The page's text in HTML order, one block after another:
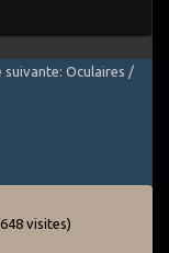
Oculaires /
visites)